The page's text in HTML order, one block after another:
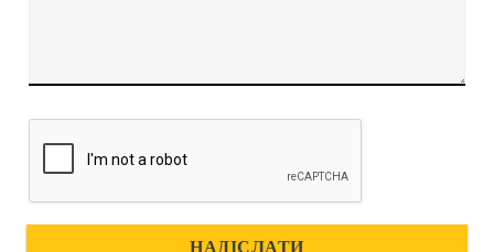
НАДІСЛАТИ